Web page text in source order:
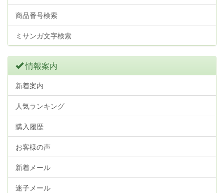
商品番号検索
ミサンガ文字検索
情報案内
新着案内
人気ランキング
購入履歴
お客様の声
新着メール
迷子メール